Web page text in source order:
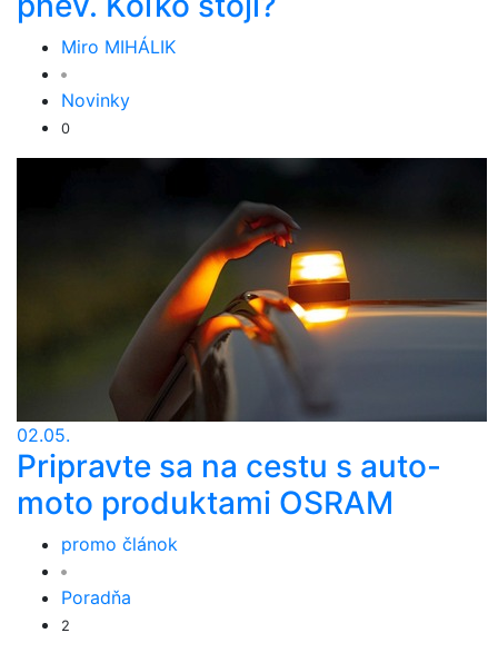
Miro MIHÁLIK
Novinky
0
02.05.
Pripravte sa na cestu s auto-
moto produktami OSRAM
promo článok
Poradňa
2